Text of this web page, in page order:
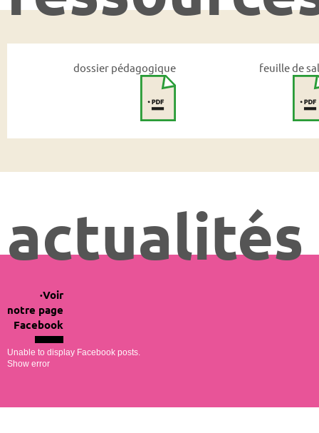
dossier pédagogique feuille de
actualités
Voir
notre page
Facebook
Unable to display Facebook posts.
Show error